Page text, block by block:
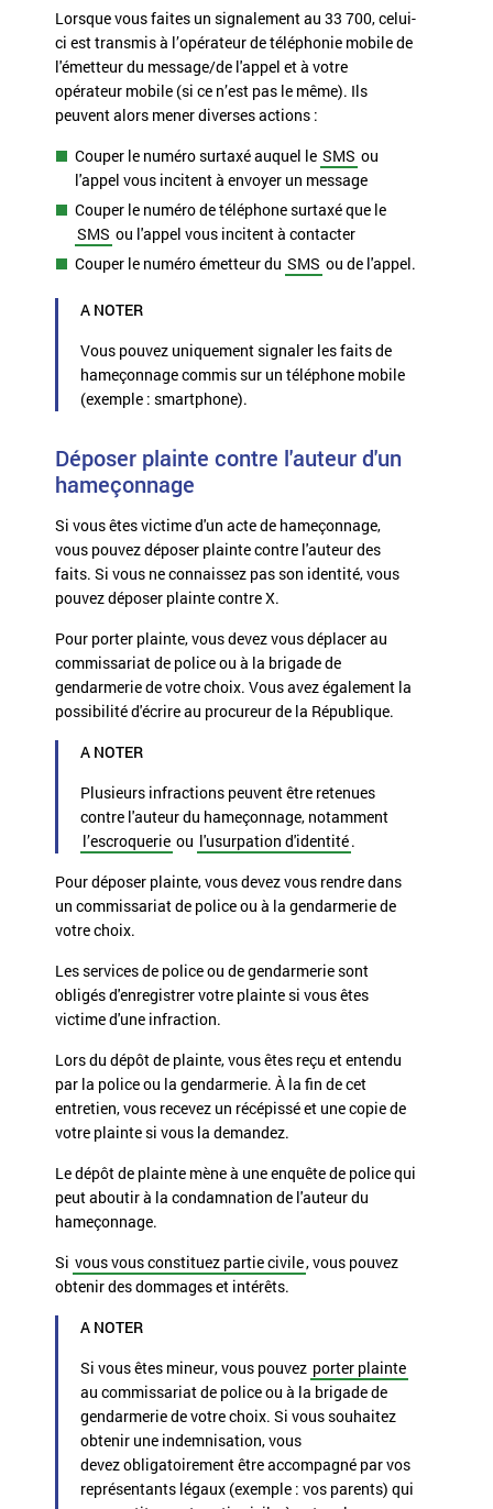
Lorsque vous faites un signalement au 33 700, celui-
ci est transmis à l’opérateur de téléphonie mobile de
l'émetteur du message/de l'appel et à votre
opérateur mobile (si ce n’est pas le même). Ils
peuvent alors mener diverses actions :
Couper le numéro surtaxé auquel le SMS ou
l'appel vous incitent à envoyer un message
Couper le numéro de téléphone surtaxé que le
SMS ou l'appel vous incitent à contacter
Couper le numéro émetteur du SMS ou de l'appel.
A NOTER
Vous pouvez uniquement signaler les faits de
hameçonnage commis sur un téléphone mobile
(exemple : smartphone).
Déposer plainte contre l'auteur d'un
hameçonnage
Si vous êtes victime d'un acte de hameçonnage,
vous pouvez déposer plainte contre l'auteur des
faits. Si vous ne connaissez pas son identité, vous
pouvez déposer plainte contre X.
Pour porter plainte, vous devez vous déplacer au
commissariat de police ou à la brigade de
gendarmerie de votre choix. Vous avez également la
possibilité d'écrire au procureur de la République.
A NOTER
Plusieurs infractions peuvent être retenues
contre l'auteur du hameçonnage, notamment
l’escroquerie ou l'usurpation d'identité.
Pour déposer plainte, vous devez vous rendre dans
un commissariat de police ou à la gendarmerie de
votre choix.
Les services de police ou de gendarmerie sont
obligés d'enregistrer votre plainte si vous êtes
victime d'une infraction.
Lors du dépôt de plainte, vous êtes reçu et entendu
par la police ou la gendarmerie. À la fin de cet
entretien, vous recevez un récépissé et une copie de
votre plainte si vous la demandez.
Le dépôt de plainte mène à une enquête de police qui
peut aboutir à la condamnation de l'auteur du
hameçonnage.
Si vous vous constituez partie civile, vous pouvez
obtenir desdommages et intérêts.
A NOTER
Si vous êtes mineur, vous pouvez porter plainte
au commissariat de police ou à la brigade de
gendarmerie de votre choix. Si vous souhaitez
obtenir une indemnisation, vous
devez obligatoirement être accompagné par vos
représentants légaux (exemple : vos parents) qui